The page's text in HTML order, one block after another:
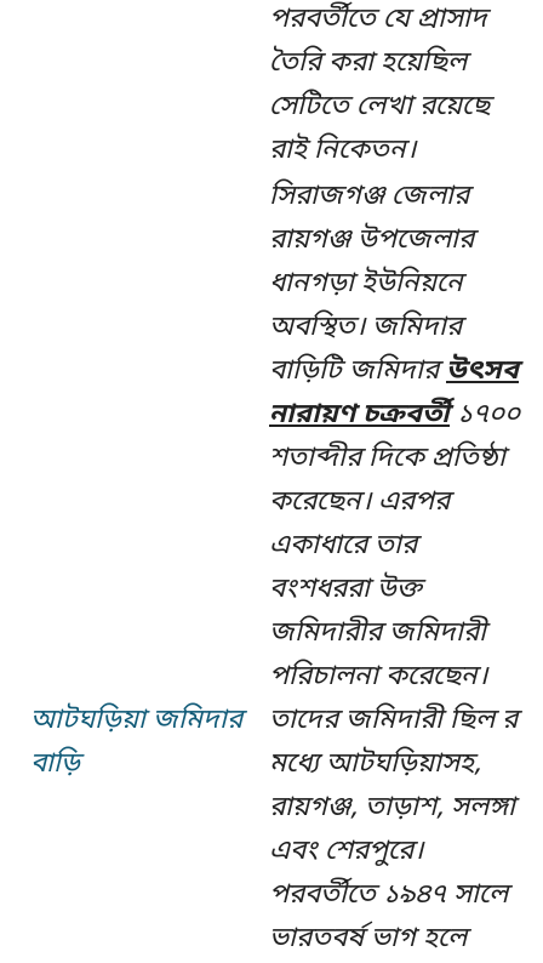
পরবর্তীতে যে প্রাসাদ
তৈরি করা হয়েছিল
সেটিতে লেখা রয়েছে
রাই নিকেতন।
আটঘড়িয়া জমিদার
বাড়ি
সিরাজগঞ্জ জেলার
রায়গঞ্জ উপজেলার
ধানগড়া ইউনিয়নে
অবস্থিত। জমিদার
বাড়িটি জমিদারউৎসব
নারায়ণ চক্রবর্তী১৭০০
শতাব্দীর দিকে প্রতিষ্ঠা
করেছেন। এরপর
একাধারে তার
বংশধররা উক্ত
জমিদারীর জমিদারী
পরিচালনা করেছেন।
তাদের জমিদারী ছিল র
মধ্যে আটঘড়িয়াসহ,
রায়গঞ্জ, তাড়াশ, সলঙ্গা
এবং শেরপুরে।
পরবর্তীতে ১৯৪৭ সালে
ভারতবর্ষ ভাগ হলে